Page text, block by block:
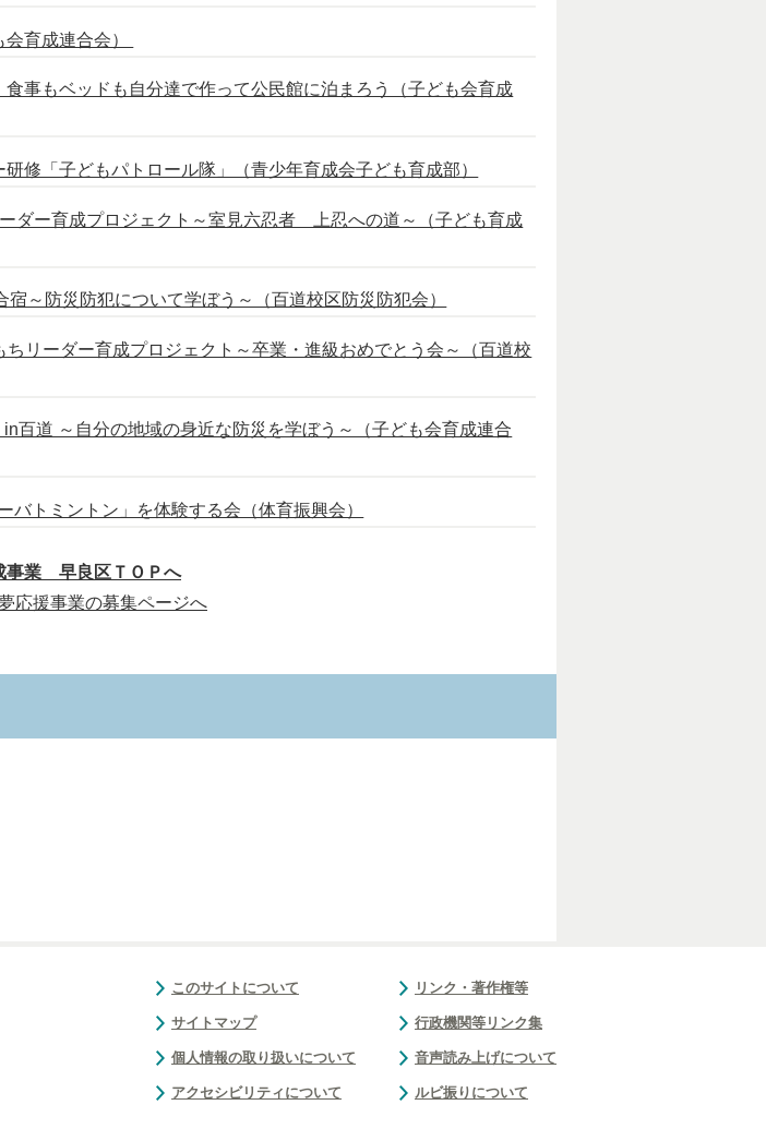
育成連合会）
事もベッドも自分達で作って公民館に泊まろう（子ども会育成
修「子どもパトロール隊」（青少年育成会子ども育成部）
ダー育成プロジェクト～室見六忍者 上忍への道～（子ども育成
～防災防犯について学ぼう～（百道校区防災防犯会）
リーダー育成プロジェクト～卒業・進級おめでとう会～（百道校
百道 ～自分の地域の身近な防災を学ぼう～（子ども会育成連合
トミントン」を体験する会（体育振興会）
事業 早良区ＴＯＰへ
応援事業の募集ページへ
このサイトについて
サイトマップ
個人情報の取り扱いについて
アクセシビリティについて
リンク・著作権等
行政機関等リンク集
音声読み上げについて
ルビ振りについて